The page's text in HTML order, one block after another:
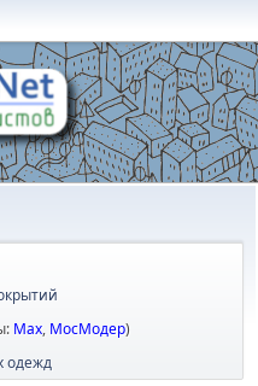
Max, МосМодер)
одежд